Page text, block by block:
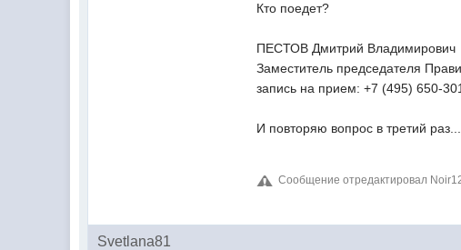
Кто поедет?
ПЕСТОВ Дмитрий Владимирович
Заместитель председателя
запись на прием: +7 (495) 650-
И повторяю вопрос в третий
Сообщение отредактировал
Svetlana81